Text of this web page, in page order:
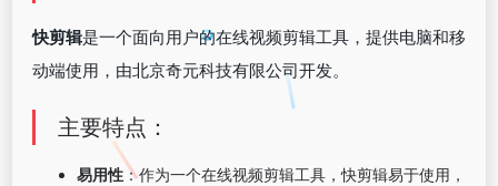
快剪辑是一个面向用户的在线视频剪辑工具，提供电脑和移
动端使用，由北京奇元科技有限公司开发。
主要特点：
易用性：作为一个在线视频剪辑工具，快剪辑易于使用，